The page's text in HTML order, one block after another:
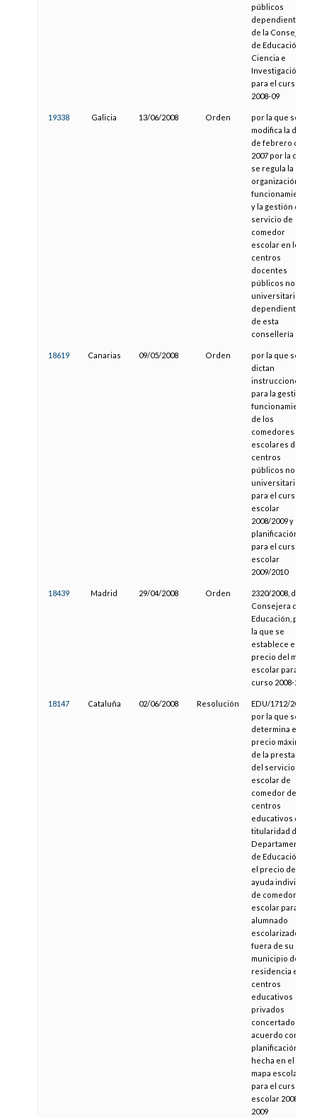
públicos
dependientes
de la Consejería
de Educación,
Ciencia e
Investigación
para el curso
2008-09
19338 Galicia 13/06/2008 Orden
por la que se
modifica la de 21
de febrero de
2007 por la que
se regula la
organización, el
funcionamiento
y la gestión del
servicio de
comedor
escolar en los
centros
docentes
públicos no
universitarios
dependientes
de esta
consellería
18619 Canarias 09/05/2008 Orden
por la que se
dictan
instrucciones
para la gestión y
funcionamiento
de los
comedores
escolares de los
centros
públicos no
universitarios
para el curso
escolar
2008/2009 y de
planificación
para el curso
escolar
2009/2010
18439 Madrid 29/04/2008 Orden
2320/2008, de la
Consejera de
Educación, por
la que se
establece el
precio del menú
escolar para el
curso 2008-2009
18147 Cataluña 02/06/2008 Resolución
EDU/1712/2008,
por la que se
determina el
precio máximo
de la prestación
del servicio
escolar de
comedor de los
centros
educativos de
titularidad del
Departamento
de Educación, y
el precio de la
ayuda individual
de comedor
escolar para el
alumnado
escolarizado
fuera de su
municipio de
residencia en
centros
educativos
privados
concertados, de
acuerdo con la
planificación
hecha en el
mapa escolar
para el curso
escolar 2008-
2009